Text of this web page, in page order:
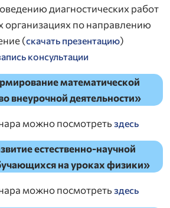
диагностических работ
организациях по направлению
(скачать презентацию)
консультации
математической
внеурочной деятельности»
можно посмотреть здесь
естественно-научной
на уроках физики»
можно посмотреть здесь